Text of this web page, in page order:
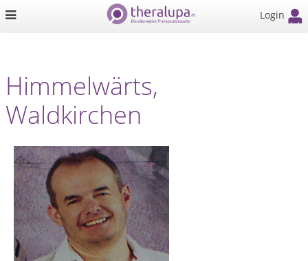
Login
Himmelwärts,
Waldkirchen